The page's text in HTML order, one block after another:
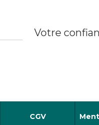
Votre
CGV